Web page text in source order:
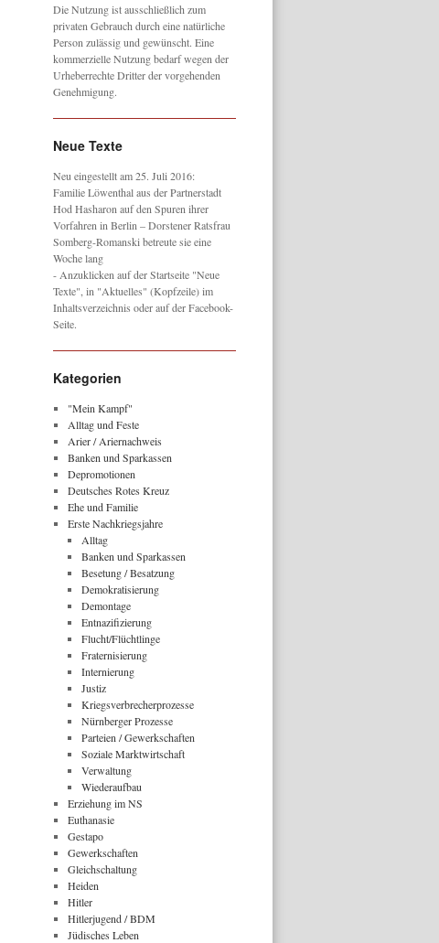
Die Nutzung ist ausschließlich zum
privaten Gebrauch durch eine natürliche
Person zulässig und gewünscht. Eine
kommerzielle Nutzung bedarf wegen der
Urheberrechte Dritter der vorgehenden
Genehmigung.
Neue Texte
Neu eingestellt am 25. Juli 2016:
Familie Löwenthal aus der Partnerstadt
Hod Hasharon auf den Spuren ihrer
Vorfahren in Berlin – Dorstener Ratsfrau
Somberg-Romanski betreute sie eine
Woche lang
- Anzuklicken auf der Startseite "Neue
Texte", in "Aktuelles" (Kopfzeile) im
Inhaltsverzeichnis oder auf der Facebook-
Seite.
Kategorien
"Mein Kampf"
Alltag und Feste
Arier / Ariernachweis
Banken und Sparkassen
Depromotionen
Deutsches Rotes Kreuz
Ehe und Familie
Erste Nachkriegsjahre
Alltag
Banken und Sparkassen
Besetung / Besatzung
Demokratisierung
Demontage
Entnazifizierung
Flucht/Flüchtlinge
Fraternisierung
Internierung
Justiz
Kriegsverbrecherprozesse
Nürnberger Prozesse
Parteien / Gewerkschaften
Soziale Marktwirtschaft
Verwaltung
Wiederaufbau
Erziehung im NS
Euthanasie
Gestapo
Gewerkschaften
Gleichschaltung
Heiden
Hitler
Hitlerjugend / BDM
Jüdisches Leben